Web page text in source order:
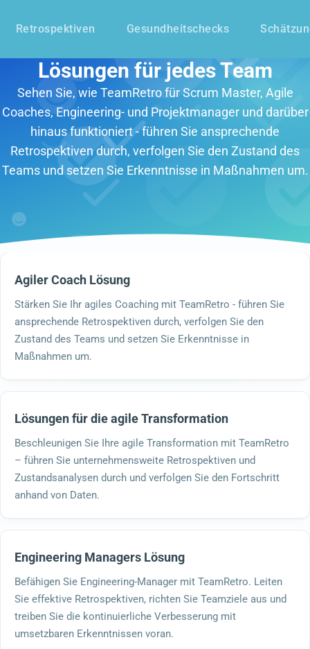
Retrospektiven Gesundheitschecks
Lösungen für jedes Team
Sehen Sie, wie TeamRetro für Scrum Master, Agile
Coaches, Engineering- und Projektmanager und darüber
hinaus funktioniert - führen Sie ansprechende
Retrospektiven durch, verfolgen Sie den Zustand des
Teams und setzen Sie Erkenntnisse in Maßnahmen um.
Agiler Coach Lösung
Stärken Sie Ihr agiles Coaching mit TeamRetro - führen Sie
ansprechende Retrospektiven durch, verfolgen Sie den
Zustand des Teams und setzen Sie Erkenntnisse in
Maßnahmen um.
Lösungen für die agile Transformation
Beschleunigen Sie Ihre agile Transformation mit TeamRetro
– führen Sie unternehmensweite Retrospektiven und
Zustandsanalysen durch und verfolgen Sie den Fortschritt
anhand von Daten.
Engineering Managers Lösung
Befähigen Sie Engineering-Manager mit TeamRetro. Leiten
Sie effektive Retrospektiven, richten Sie Teamziele aus und
treiben Sie die kontinuierliche Verbesserung mit
umsetzbaren Erkenntnissen voran.